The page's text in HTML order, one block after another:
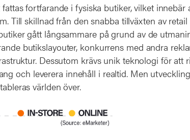
fortfarande i fysiska butiker, vilket
Till skillnad från den snabba tillväxten av
gått långsammare på grund av de
butikslayouter, konkurrens med andra
Dessutom krävs unik teknologi för att
och leverera innehåll i realtid. Men
världen över.